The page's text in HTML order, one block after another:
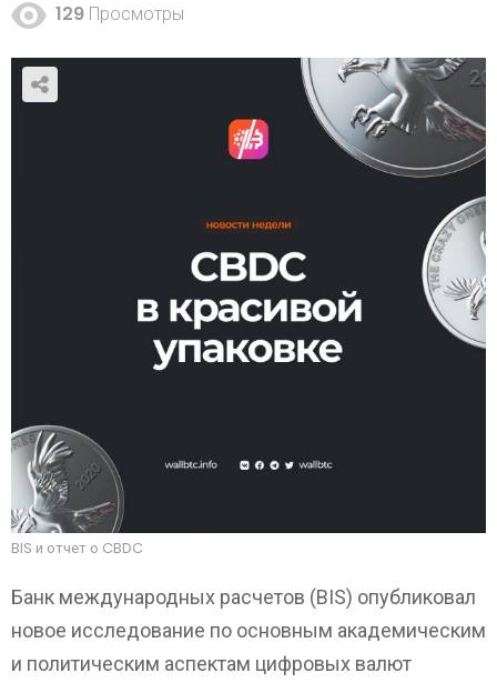
129 Просмотры
BIS и отчет о CBDC
Банк международных расчетов (BIS) опубликовал
новое исследование по основным академическим
и политическим аспектам цифровых валют